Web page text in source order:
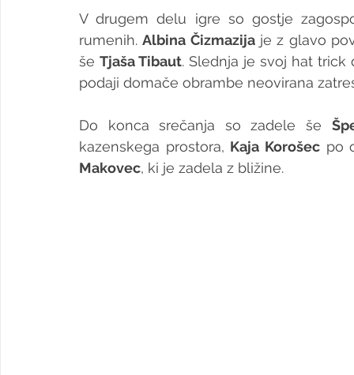
V drugem delu igre so gostje
rumenih. Albina Čizmazija je z glavo
še Tjaša Tibaut. Slednja je svoj hat trick
podaji domače obrambe neovirana
Do konca srečanja so zadele še
kazenskega prostora, Kaja Korošec po
Makovec, ki je zadela z bližine.